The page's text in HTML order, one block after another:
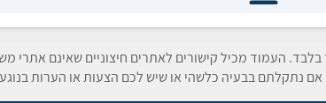
בלבד. העמוד מכיל קישורים לאתרים חיצוניים שאינם
נתקלתם בבעיה כלשהי או שיש לכם הצעות או הערות